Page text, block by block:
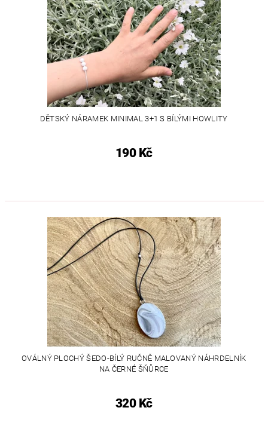
DĚTSKÝ NÁRAMEK MINIMAL 3+1 S BÍLÝMI HOWLITY
190 Kč
OVÁLNÝ PLOCHÝ ŠEDO-BÍLÝ RUČNĚ MALOVANÝ NÁHRDELNÍK
NA ČERNÉ ŠŇŮRCE
320 Kč